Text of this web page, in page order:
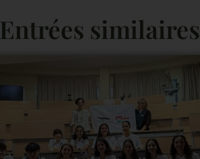
Entrées similaires